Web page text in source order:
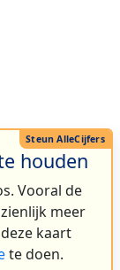
houden
Vooral de
meer
kaart
te doen.